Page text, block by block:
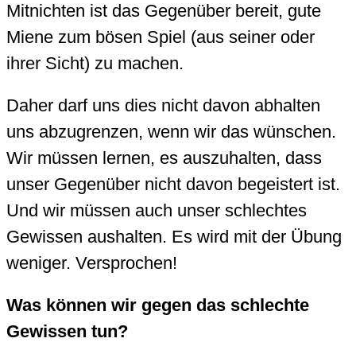
Mitnichten ist das Gegenüber bereit, gute
Miene zum bösen Spiel (aus seiner oder
ihrer Sicht) zu machen.
Daher darf uns dies nicht davon abhalten
uns abzugrenzen, wenn wir das wünschen.
Wir müssen lernen, es auszuhalten, dass
unser Gegenüber nicht davon begeistert ist.
Und wir müssen auch unser schlechtes
Gewissen aushalten. Es wird mit der Übung
weniger. Versprochen!
Was können wir gegen das schlechte
Gewissen tun?